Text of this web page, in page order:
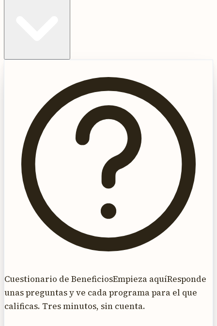
Cuestionario de BeneficiosEmpieza aquíResponde
unas preguntas y ve cada programa para el que
calificas. Tres minutos, sin cuenta.